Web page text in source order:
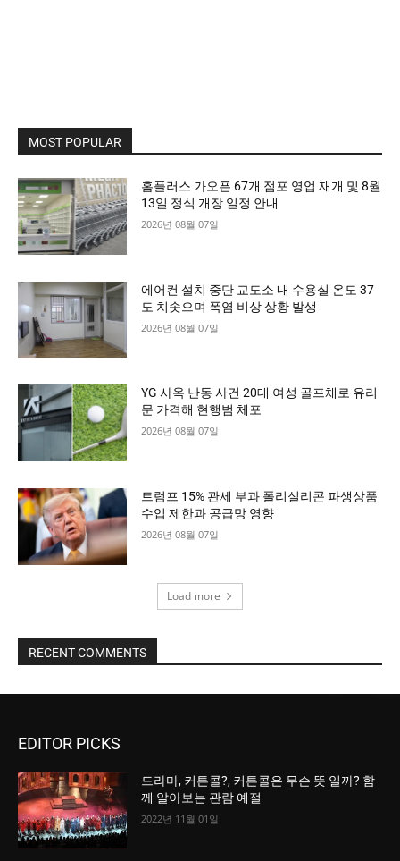
MOST POPULAR
홈플러스 가오픈 67개 점포 영업 재개 및 8월
13일 정식 개장 일정 안내
2026년 08월 07일
에어컨 설치 중단 교도소 내 수용실 온도 37
도 치솟으며 폭염 비상 상황 발생
2026년 08월 07일
YG 사옥 난동 사건 20대 여성 골프채로 유리
문 가격해 현행범 체포
2026년 08월 07일
트럼프 15% 관세 부과 폴리실리콘 파생상품
수입 제한과 공급망 영향
2026년 08월 07일
Load more
RECENT COMMENTS
EDITOR PICKS
드라마, 커튼콜?, 커튼콜은 무슨 뜻 일까? 함
께 알아보는 관람 예절
2022년 11월 01일